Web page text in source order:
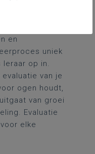
het unieke van
en
uniek
op in.
van je
ogen houdt,
van groei
Evaluatie
elke